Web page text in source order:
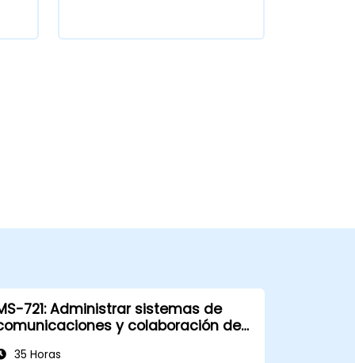
721: Administrar sistemas de
y colaboración de
35 Horas